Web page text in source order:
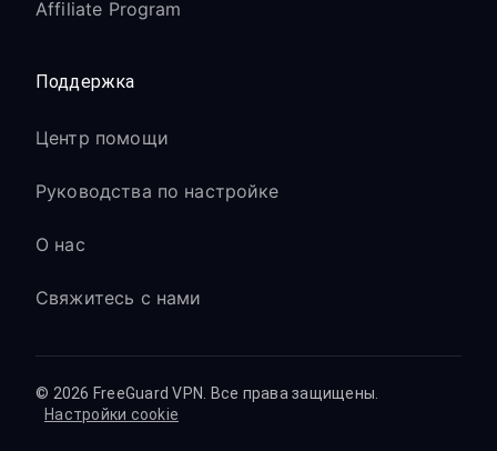
Affiliate Program
Поддержка
Центр помощи
Руководства по настройке
О нас
Свяжитесь с нами
© 2026 FreeGuard VPN. Все права защищены.
Настройки cookie